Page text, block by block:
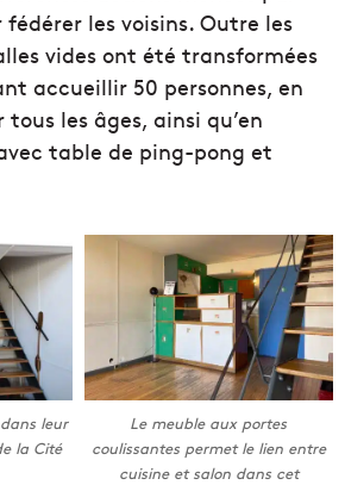
fédérer les voisins. Outre les
vides ont été transformées
accueillir 50 personnes, en
les âges, ainsi qu’en
table de ping-pong et
leur
la Cité
Le meuble aux portes
coulissantes permet le lien entre
cuisine et salon dans cet